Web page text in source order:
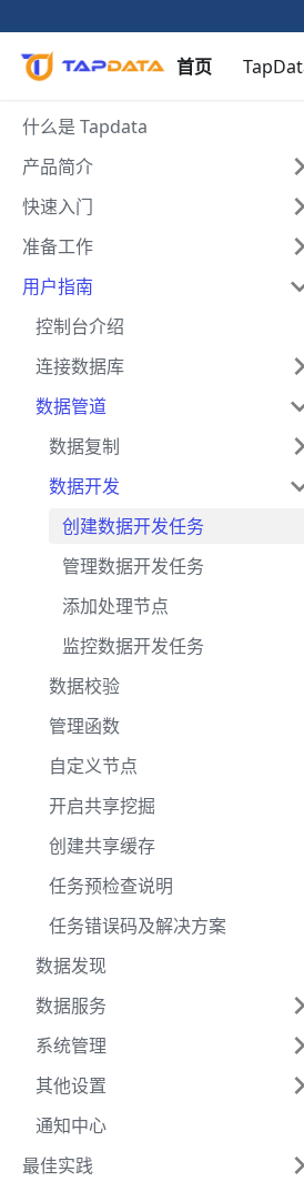
首页
什么是 Tapdata
产品简介
快速入门
准备工作
用户指南
控制台介绍
连接数据库
数据管道
数据复制
数据开发
创建数据开发任务
管理数据开发任务
添加处理节点
监控数据开发任务
数据校验
管理函数
自定义节点
开启共享挖掘
创建共享缓存
任务预检查说明
任务错误码及解决方案
数据发现
数据服务
系统管理
其他设置
通知中心
最佳实践